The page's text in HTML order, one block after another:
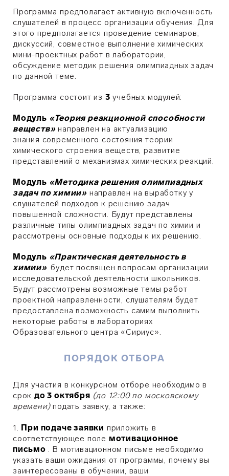
Программа предполагает активную включенность
слушателей в процесс организации обучения. Для
этого предполагается проведение семинаров,
дискуссий, совместное выполнение химических
мини-проектных работ в лаборатории,
обсуждение методик решения олимпиадных задач
по данной теме.
Программа состоит из 3 учебных модулей:
Модуль «Теория реакционной способности
веществ»направлен на актуализацию
знания современного состояния теории
химического строения веществ, развитие
представлений о механизмах химических реакций.
Модуль «Методика решения олимпиадных
задач по химии» направлен на выработку у
слушателей подходов к решению задач
повышенной сложности. Будут представлены
различные типы олимпиадных задач по химии и
рассмотрены основные подходы к их решению.
Модуль «Практическая деятельность в
химии» будет посвящен вопросам организации
исследовательской деятельности школьников.
Будут рассмотрены возможные темы работ
проектной направленности, слушателям будет
предоставлена возможность самим выполнить
некоторые работы в лабораториях
Образовательного центра «Сириус».
ПОРЯДОК ОТБОРА
Для участия в конкурсном отборе необходимо в
срок до 3 октября (до 12:00 по московскому
времени)подать заявку, а также:
1. При подаче заявки приложить в
соответствующее поле мотивационное
письмо . В мотивационном письме необходимо
указать ваши ожидания от программы, почему вы
заинтересованы в обучении, ваши